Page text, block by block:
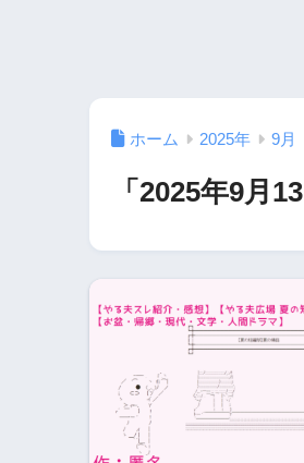
ホーム 2025年 9月
「2025年9月